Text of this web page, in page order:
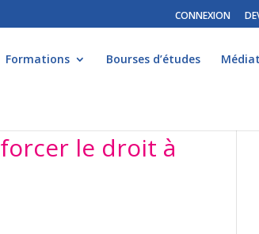
CONNEXION
Formations Bourses d’études
le droit à